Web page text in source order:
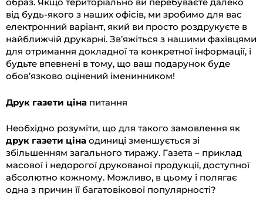
образ. Якщо територіально ви перебуваєте далеко
від будь-якого з наших офісів, ми зробимо для вас
електронний варіант, який ви просто роздрукуєте в
найближчій друкарні. Зв’яжіться з нашими фахівцями
для отримання докладної та конкретної інформації, і
будьте впевнені в тому, що ваш подарунок буде
обов’язково оцінений іменинником!
Друк газети ціна питання
Необхідно розуміти, що для такого замовлення як
друк газети ціна одиниці зменшується зі
збільшенням загального тиражу. Газета – приклад
масової і недорогої друкованої продукції, доступної
абсолютно кожному. Можливо, в цьому і полягає
одна з причин її багатовікової популярності?